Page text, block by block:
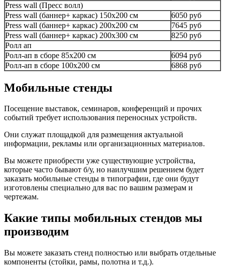
Press wall (Пресс волл)
Press wall (баннер+ каркас) 150х200 см
6050 руб
Press wall (баннер+ каркас) 200х200 см
7645 руб
Press wall (баннер+ каркас) 200х300 см
8250 руб
Ролл ап
Ролл-ап в сборе 85х200 см
6094 руб
Ролл-ап в сборе 100х200 см
6868 руб
Мобильные стенды
Посещение выставок, семинаров, конференций и прочих
событий требует использования переносных устройств.
Они служат площадкой для размещения актуальной
информации, рекламы или организационных материалов.
Вы можете приобрести уже существующие устройства,
которые часто бывают б/у, но наилучшим решением будет
заказать мобильные стенды в типографии, где они будут
изготовлены специально для вас по вашим размерам и
чертежам.
Какие типы мобильных стендов мы
производим
Вы можете заказать стенд полностью или выбрать отдельные
компоненты (стойки, рамы, полотна и т.д.).